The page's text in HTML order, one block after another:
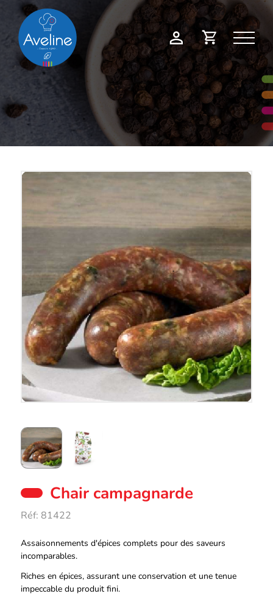
Mon
compte
Demande
de
devis
Chair campagnarde
Réf: 81422
Description
Assaisonnements d'épices complets pour des saveurs
incomparables.
Riches en épices, assurant une conservation et une tenue
impeccable du produit fini.
Panneau de gestion des cookies